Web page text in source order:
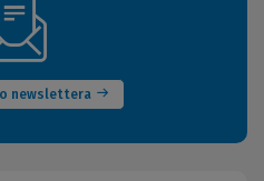
newslettera
(Nowe
okno)